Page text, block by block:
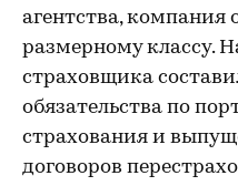
агентства, компания
размерному классу.
страховщика
обязательства по
страхования и
договоров